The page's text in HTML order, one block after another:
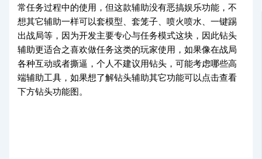
常任务过程中的使用，但这款辅助没有恶搞娱乐功能，不
想其它辅助一样可以套模型、套笼子、喷火喷水、一键踢
出战局等，因为开发主要专心与任务模式这块，因此钻头
辅助更适合之喜欢做任务这类的玩家使用，如果像在战局
各种互动或者撕逼，个人不建议用钻头，可能考虑哪些高
端辅助工具，如果想了解钻头辅助其它功能可以点击查看
下方钻头功能图。